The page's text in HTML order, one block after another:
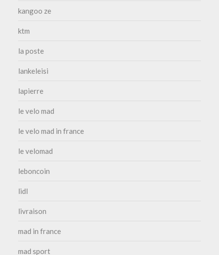
kangoo ze
ktm
la poste
lankeleisi
lapierre
le velo mad
le velo mad in france
le velomad
leboncoin
lidl
livraison
mad in france
mad sport